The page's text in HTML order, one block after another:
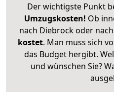
Der wichtigste Punkt
Umzugskosten! Ob
nach Diebrock oder
kostet. Man muss sich
das Budget hergibt.
und wünschen Sie?